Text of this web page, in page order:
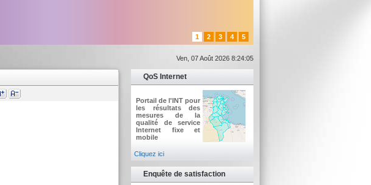
1 2 3 4 5
Ven, 07 Août 2026 8:24:05
QoS Internet
Portail de l'INT pour
les résultats des
mesures de la
qualité de service
Internet fixe et
mobile
Cliquez ici
Enquête de satisfaction